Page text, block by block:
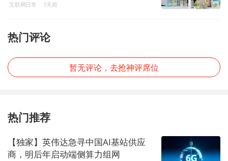
互联网日常 3天前
热门评论
暂无评论，去抢神评席位
热门推荐
【独家】英伟达急寻中国AI基站供应
商，明后年启动端侧算力组网